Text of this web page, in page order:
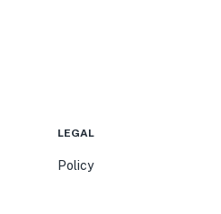
LEGAL
Policy